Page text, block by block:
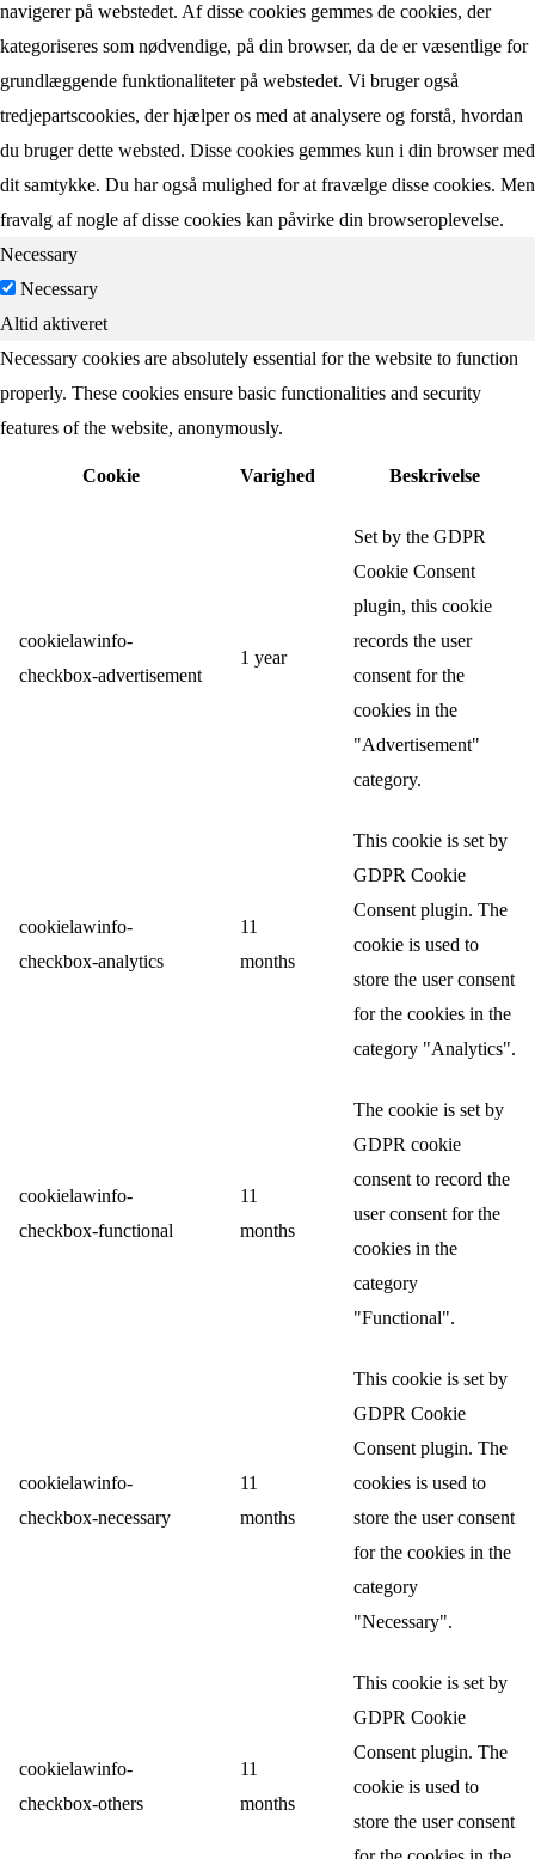
navigerer på webstedet. Af disse cookies gemmes de cookies, der
kategoriseres som nødvendige, på din browser, da de er væsentlige for
grundlæggende funktionaliteter på webstedet. Vi bruger også
tredjepartscookies, der hjælper os med at analysere og forstå, hvordan
du bruger dette websted. Disse cookies gemmes kun i din browser med
dit samtykke. Du har også mulighed for at fravælge disse cookies. Men
fravalg af nogle af disse cookies kan påvirke din browseroplevelse.
Necessary
Necessary
Altid aktiveret
Necessary cookies are absolutely essential for the website to function
properly. These cookies ensure basic functionalities and security
features of the website, anonymously.
Cookie Varighed Beskrivelse
cookielawinfo-
checkbox-advertisement
1 year
Set by the GDPR
Cookie Consent
plugin, this cookie
records the user
consent for the
cookies in the
"Advertisement"
category.
cookielawinfo-
checkbox-analytics
11
months
This cookie is set by
GDPR Cookie
Consent plugin. The
cookie is used to
store the user consent
for the cookies in the
category "Analytics".
cookielawinfo-
checkbox-functional
11
months
The cookie is set by
GDPR cookie
consent to record the
user consent for the
cookies in the
category
"Functional".
cookielawinfo-
checkbox-necessary
11
months
This cookie is set by
GDPR Cookie
Consent plugin. The
cookies is used to
store the user consent
for the cookies in the
category
"Necessary".
cookielawinfo-
checkbox-others
11
months
This cookie is set by
GDPR Cookie
Consent plugin. The
cookie is used to
store the user consent